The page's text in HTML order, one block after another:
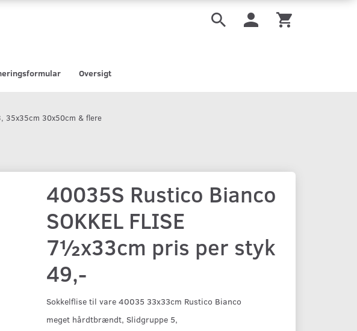
Oversigt
35x35cm 30x50cm & flere
40035S Rustico Bianco
SOKKEL FLISE
7½x33cm pris per styk
49,-
Sokkelflise til vare 40035 33x33cm Rustico Bianco
meget hårdtbrændt, Slidgruppe 5,